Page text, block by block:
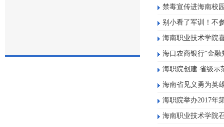
禁毒宣传进海南校
别小看了军训！不
海南职业技术学院
海口农商银行“金融
海职院创建 省级示
海南省见义勇为英
海职院举办2017年
海南职业技术学院